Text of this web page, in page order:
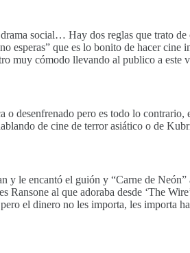
social… Hay dos reglas que trato
esperas” que es lo bonito de hacer cine
muy cómodo llevando al publico a este
desenfrenado pero es todo lo contrario,
de cine de terror asiático o de
le encantó el guión y “Carne de Neón”
Ransone al que adoraba desde ‘The
el dinero no les importa, les importa